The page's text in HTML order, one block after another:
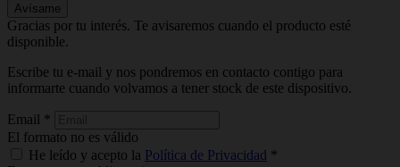
Avísame
Gracias por tu interés. Te avisaremos cuando el producto esté
disponible.
Escribe tu e-mail y nos pondremos en contacto contigo para
informarte cuando volvamos a tener stock de este dispositivo.
Email *
El formato no es válido
He leído y acepto la Política de Privacidad *